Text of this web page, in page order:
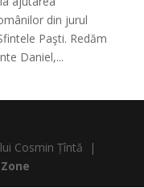
din jurul
Paşti. Redăm
Daniel,...
Cosmin Țîntă |